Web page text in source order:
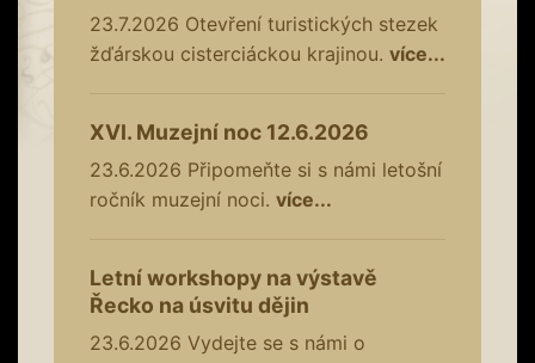
23.7.2026 Otevření turistických stezek
žďárskou cisterciáckou krajinou. více...
XVI. Muzejní noc 12.6.2026
23.6.2026 Připomeňte si s námi letošní
ročník muzejní noci. více...
Letní workshopy na výstavě
Řecko na úsvitu dějin
23.6.2026 Vydejte se s námi o